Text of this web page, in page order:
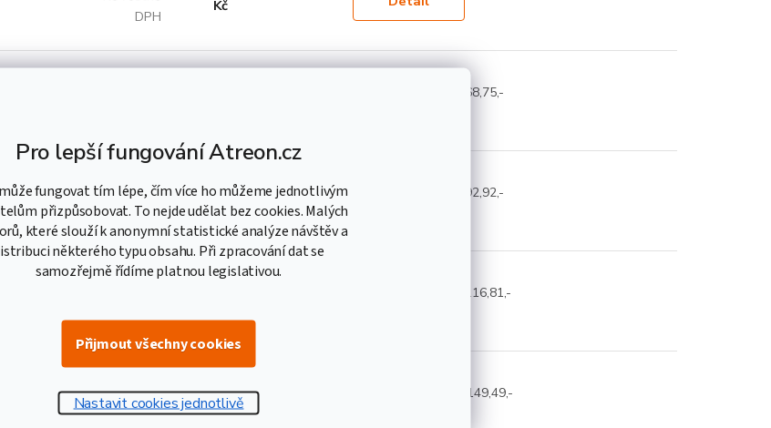
Pro lepší fungování Atreon.cz
fungovat tím lépe, čím více ho můžeme jednotlivým
přizpůsobovat. To nejde udělat bez cookies. Malých
které slouží k anonymní statistické analýze návštěv a
některého typu obsahu. Při zpracování dat se
samozřejmě řídíme platnou legislativou.
Nastavit cookies jednotlivě
Přijmout všechny cookies
DPH
Kč
68,75,-
Kč včetně
DPH
557,55
Kč
92,92,-
848,03
DPH
116,81,-
Kč včetně
DPH
896,95
Kč
149,49,-